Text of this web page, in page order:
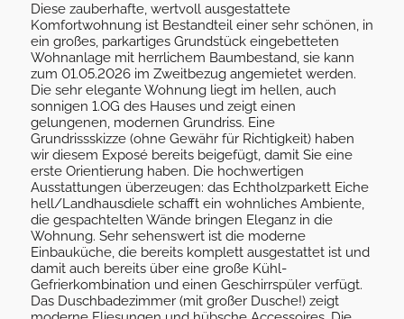
Diese zauberhafte, wertvoll ausgestattete
Komfortwohnung ist Bestandteil einer sehr schönen, in
ein großes, parkartiges Grundstück eingebetteten
Wohnanlage mit herrlichem Baumbestand, sie kann
zum 01.05.2026 im Zweitbezug angemietet werden.
Die sehr elegante Wohnung liegt im hellen, auch
sonnigen 1.OG des Hauses und zeigt einen
gelungenen, modernen Grundriss. Eine
Grundrissskizze (ohne Gewähr für Richtigkeit) haben
wir diesem Exposé bereits beigefügt, damit Sie eine
erste Orientierung haben. Die hochwertigen
Ausstattungen überzeugen: das Echtholzparkett Eiche
hell/Landhausdiele schafft ein wohnliches Ambiente,
die gespachtelten Wände bringen Eleganz in die
Wohnung. Sehr sehenswert ist die moderne
Einbauküche, die bereits komplett ausgestattet ist und
damit auch bereits über eine große Kühl-
Gefrierkombination und einen Geschirrspüler verfügt.
Das Duschbadezimmer (mit großer Dusche!) zeigt